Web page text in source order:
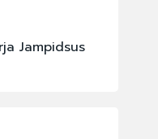
Jampidsus